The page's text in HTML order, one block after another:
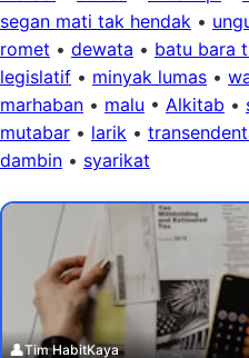
segan mati tak hendak •
romet • dewata • batu bara
legislatif • minyak lumas •
marhaban • malu • Alkitab •
mutabar • larik •
dambin • syarikat
👤Tim HabitKaya